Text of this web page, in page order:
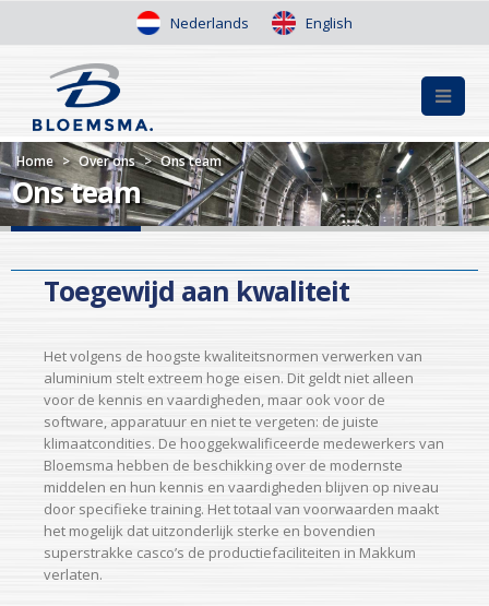
Nederlands English
Home > Over ons > Ons team
Ons team
Toegewijd aan kwaliteit
Het volgens de hoogste kwaliteitsnormen verwerken van
aluminium stelt extreem hoge eisen. Dit geldt niet alleen
voor de kennis en vaardigheden, maar ook voor de
software, apparatuur en niet te vergeten: de juiste
klimaatcondities. De hooggekwalificeerde medewerkers van
Bloemsma hebben de beschikking over de modernste
middelen en hun kennis en vaardigheden blijven op niveau
door specifieke training. Het totaal van voorwaarden maakt
het mogelijk dat uitzonderlijk sterke en bovendien
superstrakke casco’s de productiefaciliteiten in Makkum
verlaten.